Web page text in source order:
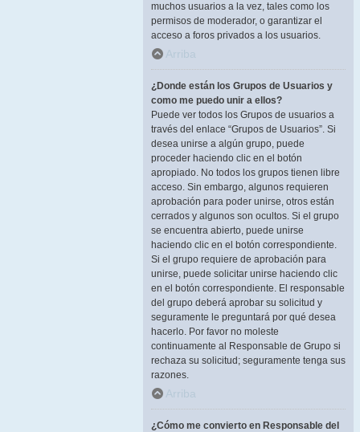
muchos usuarios a la vez, tales como los
permisos de moderador, o garantizar el
acceso a foros privados a los usuarios.
Arriba
¿Donde están los Grupos de Usuarios y
como me puedo unir a ellos?
Puede ver todos los Grupos de usuarios a
través del enlace “Grupos de Usuarios”. Si
desea unirse a algún grupo, puede
proceder haciendo clic en el botón
apropiado. No todos los grupos tienen libre
acceso. Sin embargo, algunos requieren
aprobación para poder unirse, otros están
cerrados y algunos son ocultos. Si el grupo
se encuentra abierto, puede unirse
haciendo clic en el botón correspondiente.
Si el grupo requiere de aprobación para
unirse, puede solicitar unirse haciendo clic
en el botón correspondiente. El responsable
del grupo deberá aprobar su solicitud y
seguramente le preguntará por qué desea
hacerlo. Por favor no moleste
continuamente al Responsable de Grupo si
rechaza su solicitud; seguramente tenga sus
razones.
Arriba
¿Cómo me convierto en Responsable del